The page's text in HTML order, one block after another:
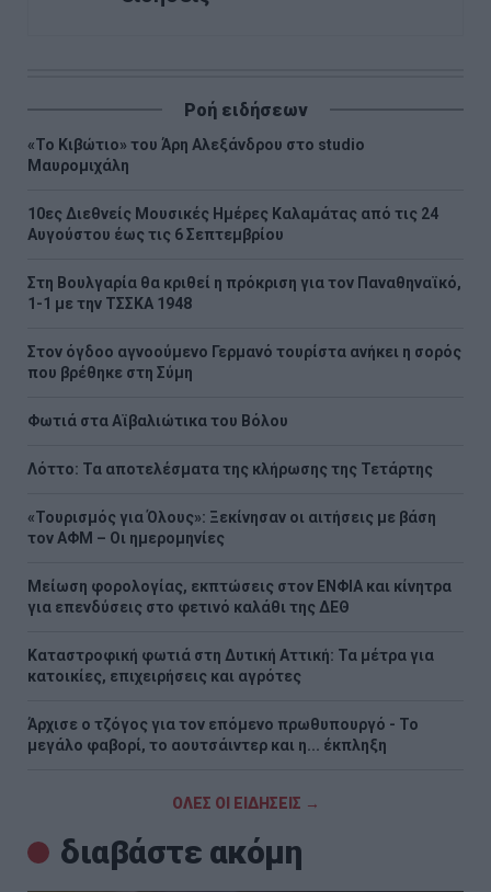
Ροή ειδήσεων
«Το Κιβώτιο» του Άρη Αλεξάνδρου στο studio
Μαυρομιχάλη
10ες Διεθνείς Μουσικές Ημέρες Καλαμάτας από τις 24
Αυγούστου έως τις 6 Σεπτεμβρίου
Στη Βουλγαρία θα κριθεί η πρόκριση για τον Παναθηναϊκό,
1-1 με την ΤΣΣΚΑ 1948
Στον όγδοο αγνοούμενο Γερμανό τουρίστα ανήκει η σορός
που βρέθηκε στη Σύμη
Φωτιά στα Αϊβαλιώτικα του Βόλου
Λόττο: Τα αποτελέσματα της κλήρωσης της Τετάρτης
«Τουρισμός για Όλους»: Ξεκίνησαν οι αιτήσεις με βάση
τον ΑΦΜ – Οι ημερομηνίες
Μείωση φορολογίας, εκπτώσεις στον ΕΝΦΙΑ και κίνητρα
για επενδύσεις στο φετινό καλάθι της ΔΕΘ
Καταστροφική φωτιά στη Δυτική Αττική: Τα μέτρα για
κατοικίες, επιχειρήσεις και αγρότες
Άρχισε ο τζόγος για τον επόμενο πρωθυπουργό - Το
μεγάλο φαβορί, το αουτσάιντερ και η... έκπληξη
ΟΛΕΣ ΟΙ ΕΙΔΗΣΕΙΣ →
διαβάστε ακόμη